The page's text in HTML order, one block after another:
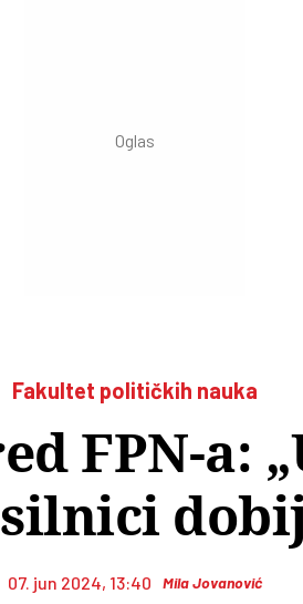
Fakultet političkih nauka
FPN-a:
07. jun 2024, 13:40 Mila Jovanović